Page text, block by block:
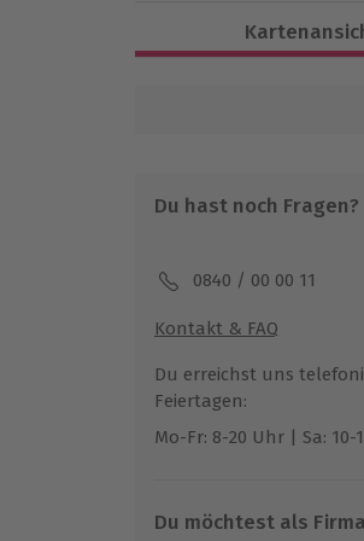
Gesamtdauer: ca.
Reine Flugdauer:
Ganzjährig zu
Mindestalter: 12
eines
Körpergröße: mind.
Keine Hinweise
Keine
Bei schlechten
Entscheidung
Du hast noch Fragen?
0840 / 00 00 11
Kontakt & FAQ
Du erreichst uns
Feiertagen:
Mo-Fr: 8-20 Uhr | Sa: 10-
Du möchtest als